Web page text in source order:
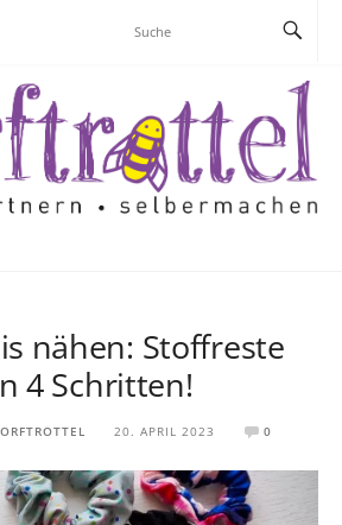
nähen: Stoffreste
4 Schritten!
20. APRIL 2023 0